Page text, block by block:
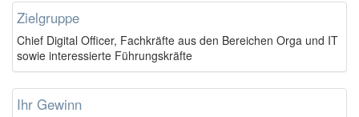
Zielgruppe
Chief Digital Officer, Fachkräfte aus den Bereichen Orga und IT
sowie interessierte Führungskräfte
Ihr Gewinn